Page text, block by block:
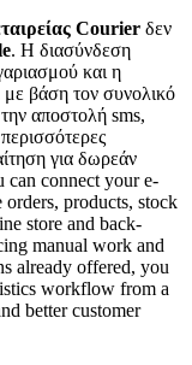
Courier δεν
. H διασύνδεση
και η
με βάση τον συνολικό
αποστολή sms,
για δωρεάν
can connect your e-
products, stock
store and back-
manual work and
already offered, you
workflow from a
better customer